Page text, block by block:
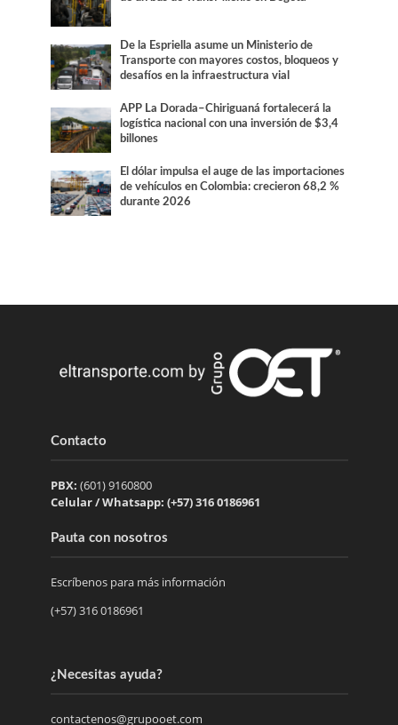
De la Espriella asume un Ministerio de
Transporte con mayores costos, bloqueos y
desafíos en la infraestructura vial
APP La Dorada–Chiriguaná fortalecerá la
logística nacional con una inversión de $3,4
billones
El dólar impulsa el auge de las importaciones
de vehículos en Colombia: crecieron 68,2 %
durante 2026
Contacto
PBX: (601) 9160800
Celular / Whatsapp: (+57) 316 0186961
Pauta con nosotros
Escríbenos para más información
(+57) 316 0186961
¿Necesitas ayuda?
contactenos@grupooet.com